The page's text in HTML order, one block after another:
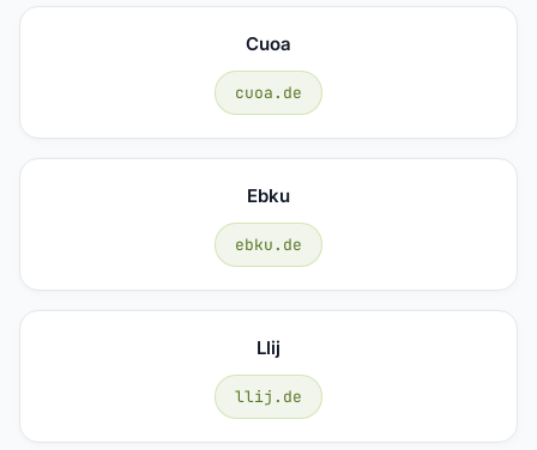
Cuoa
cuoa.de
Ebku
ebku.de
Llij
llij.de